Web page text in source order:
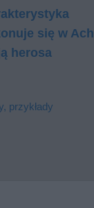
się w
herosa
przykłady